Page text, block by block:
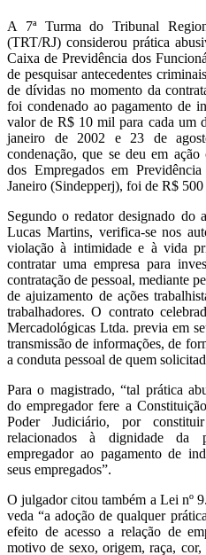
A 7ª Turma do Tribunal
(TRT/RJ) considerou prática
Caixa de Previdência dos
de pesquisar antecedentes
de dívidas no momento da
foi condenado ao pagamento de
valor de R$ 10 mil para cada um
janeiro de 2002 e 23 de
condenação, que se deu em
dos Empregados em
Janeiro (Sindepperj), foi de R$
Segundo o redator designado do
Lucas Martins, verifica-se nos
violação à intimidade e à vida
contratar uma empresa para
contratação de pessoal, mediante
de ajuizamento de ações
trabalhadores. O contrato
Mercadológicas Ltda. previa em
transmissão de informações, de
a conduta pessoal de quem
Para o magistrado, “tal prática
do empregador fere a
Poder Judiciário, por
relacionados à dignidade da
empregador ao pagamento de
seus empregados”.
O julgador citou também a Lei nº
veda “a adoção de qualquer
efeito de acesso a relação de
motivo de sexo, origem, raça,